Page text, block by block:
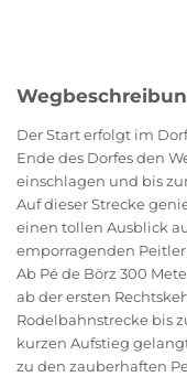
Der Start erfolgt im
Ende des Dorfes den
einschlagen und bis
Auf dieser Strecke
einen tollen Ausblick
emporragenden
Ab Pé de Börz 300
ab der ersten
Rodelbahnstrecke bis
kurzen Aufstieg
zu den zauberhaften